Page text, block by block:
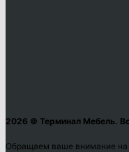
2026 © Терминал Мебель.
Обращаем ваше внимание на